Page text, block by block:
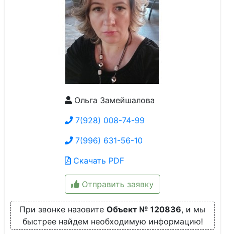
Ольга Замейшалова
7(928) 008-74-99
7(996) 631-56-10
Скачать PDF
Отправить заявку
При звонке назовите Объект № 120836, и мы
быстрее найдем необходимую информацию!